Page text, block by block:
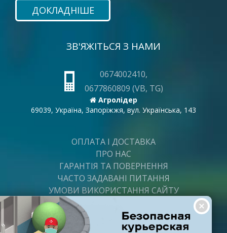
ДОКЛАДНІШЕ
ЗВ'ЯЖІТЬСЯ З НАМИ
0674002410,
0677860809 (VB, TG)
Агролідер
69039, Україна, Запоріжжя, вул. Українська, 143
ОПЛАТА І ДОСТАВКА
ПРО НАС
ГАРАНТІЯ ТА ПОВЕРНЕННЯ
ЧАСТО ЗАДАВАНІ ПИТАННЯ
УМОВИ ВИКОРИСТАННЯ САЙТУ
ПОСТАЧАЛЬНИКАМ
ПАРТНЕРИ